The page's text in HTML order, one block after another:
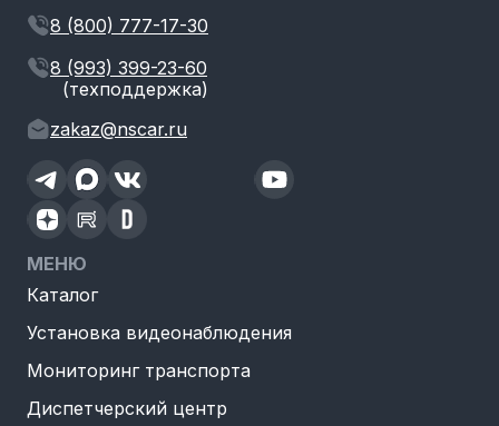
8 (800) 777-17-30
8 (993) 399-23-60
(техподдержка)
zakaz@nscar.ru
МЕНЮ
Каталог
Установка видеонаблюдения
Мониторинг транспорта
Диспетчерский центр